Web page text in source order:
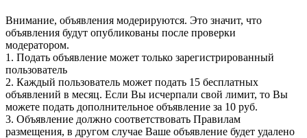
Внимание, объявления модерируются. Это значит, что
объявления будут опубликованы после проверки
модератором.
1. Подать объявление может только зарегистрированный
пользователь
2. Каждый пользователь может подать 15 бесплатных
объявлений в месяц. Если Вы исчерпали свой лимит, то Вы
можете подать дополнительное объявление за 10 руб.
3. Объявление должно соответствовать Правилам
размещения, в другом случае Ваше объявление будет удалено